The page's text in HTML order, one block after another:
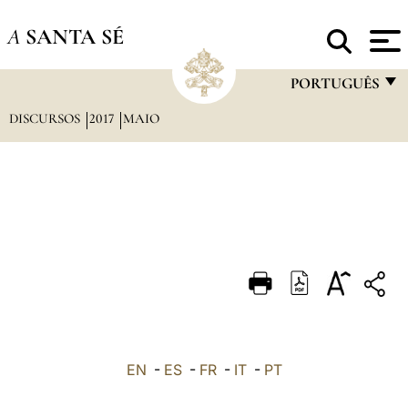
A SANTA SÉ
PORTUGUÊS
DEUTSCH
DISCURSOS 2017 MAIO
EN - ES- FR- IT- PT